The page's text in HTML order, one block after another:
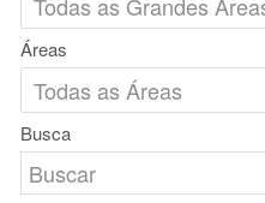
Áreas
Busca